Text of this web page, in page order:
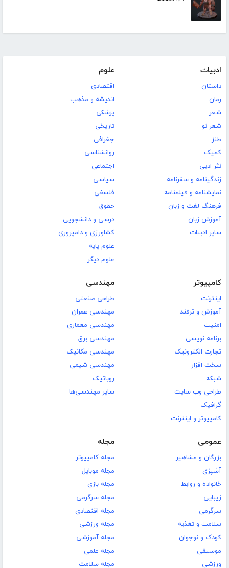
ادبیات
داستان
رمان
شعر
شعر نو
طنز
کمیک
نثر ادبی
زندگینامه و سفرنامه
نمایشنامه و فیلمنامه
فرهنگ لغت و زبان
آموزش زبان
سایر ادبیات
علوم
اقتصادی
اندیشه و مذهب
پزشکی
تاریخی
جغرافی
روانشناسی
اجتماعی
سیاسی
فلسفی
حقوق
درسی و دانشجویی
کشاورزی و دامپروری
علوم پایه
علوم دیگر
کامپیوتر
اینترنت
آموزش و ترفند
امنیت
برنامه نویسی
تجارت الکترونیک
سخت افزار
شبکه
طراحی وب سایت
گرافیک
کامپیوتر و اینترنت
مهندسی
طراحی صنعتی
مهندسی عمران
مهندسی معماری
مهندسی برق
مهندسی مکانیک
مهندسی شیمی
روباتیک
سایر مهندسی‌ها
عمومی
بزرگان و مشاهیر
آشپزی
خانواده و روابط
زیبایی
سرگرمی
سلامت و تغذیه
کودک و نوجوان
موسیقی
ورزشی
مجله
مجله کامپیوتر
مجله موبایل
مجله بازی
مجله سرگرمی
مجله اقتصادی
مجله ورزشی
مجله آموزشی
مجله علمی
مجله سلامت